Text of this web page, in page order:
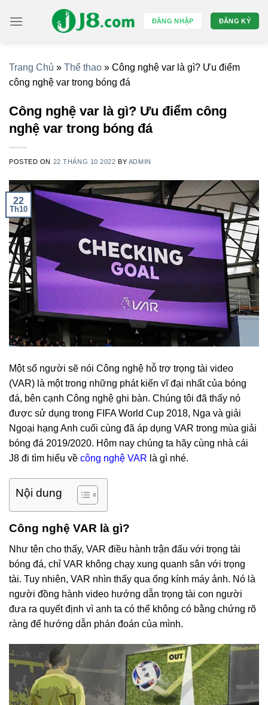
ĐĂNG NHẬP ĐĂNG KÝ
Trang Chủ » Thể thao » Công nghệ var là gì? Ưu điểm
công nghệ var trong bóng đá
Công nghệ var là gì? Ưu điểm công
nghệ var trong bóng đá
POSTED ON 22 THÁNG 10 2022 BY ADMIN
22
Th10
Một số người sẽ nói Công nghệ hỗ trợ trọng tài video
(VAR) là một trong những phát kiến ​​vĩ đại nhất của bóng
đá, bên cạnh Công nghệ ghi bàn. Chúng tôi đã thấy nó
được sử dụng trong FIFA World Cup 2018, Nga và giải
Ngoại hạng Anh cuối cùng đã áp dụng VAR trong mùa giải
bóng đá 2019/2020. Hôm nay chúng ta hãy cùng nhà cái
J8 đi tìm hiểu về công nghệ VAR là gì nhé.
Nội dung
Công nghệ VAR là gì?
Như tên cho thấy, VAR điều hành trận đấu với trọng tài
bóng đá, chỉ VAR không chạy xung quanh sân với trọng
tài. Tuy nhiên, VAR nhìn thấy qua ống kính máy ảnh. Nó là
người đồng hành video hướng dẫn trọng tài con người
đưa ra quyết định vì anh ta có thể không có bằng chứng rõ
ràng để hướng dẫn phán đoán của mình.